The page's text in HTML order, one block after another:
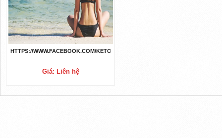
HTTPS://WWW.FACEBOOK.COM/KETOBHBGUMMIESSOUTHAFRICAREVIEWS/
Giá: Liên hệ